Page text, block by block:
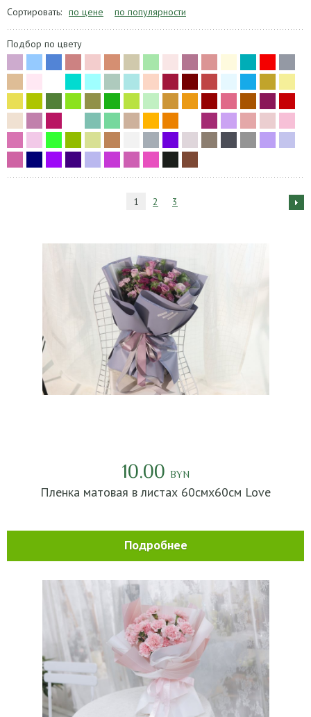
Сортировать: по цене по популярности
Подбор по цвету
1 2 3
10.00 BYN
Пленка матовая в листах 60смх60см Love
Подробнее